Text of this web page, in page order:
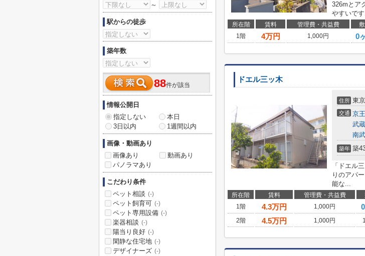
326mとア
やすいで
所在階 賃料 管理費・共益費
1階
4万円 1,000円 0
ドエル三ッ木
住所 東
交通 京
武
南
築年 築
「ドエル
りのアパ
能な...
所在階 賃料 管理費・共益費
1階
4.3万円 1,000円
2階
4.5万円 1,000円
～
駅からの徒歩
築年数
88件が該当
情報公開日
指定しない
本日
3日以内
1週間以内
画像・動画あり
画像あり
動画あり
パノラマあり
こだわり条件
ペット相談 (-)
ペット飼育可 (-)
ペット専用設備 (-)
楽器相談 (-)
陽当り良好 (-)
閑静な住宅地 (-)
デザイナーズ (-)